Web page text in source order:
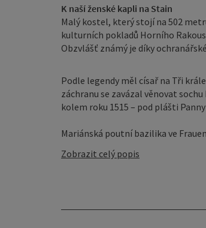
K naší ženské kapli na Stain
Malý kostel, který stojí na 502
kulturních pokladů Horního
Obzvlášť známý je díky
Podle legendy měl císař na Tři
záchranu se zavázal věnovat
kolem roku 1515 – pod plášti
Mariánská poutní bazilika ve
Zobrazit celý popis